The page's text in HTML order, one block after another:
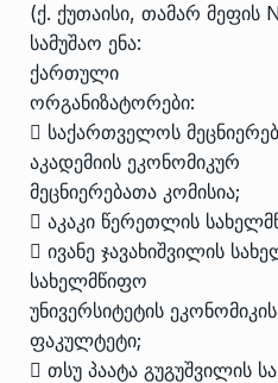
(ქ. ქუთაისი, თამარ მეფის
სამუშაო ენა:
ქართული
ორგანიზატორები:
 საქართველოს
აკადემიის ეკონომიკურ
მეცნიერებათა კომისია;
 აკაკი წერეთლის
 ივანე ჯავახიშვილის
სახელმწიფო
უნივერსიტეტის
ფაკულტეტი;
 თსუ პაატა გუგუშვილის